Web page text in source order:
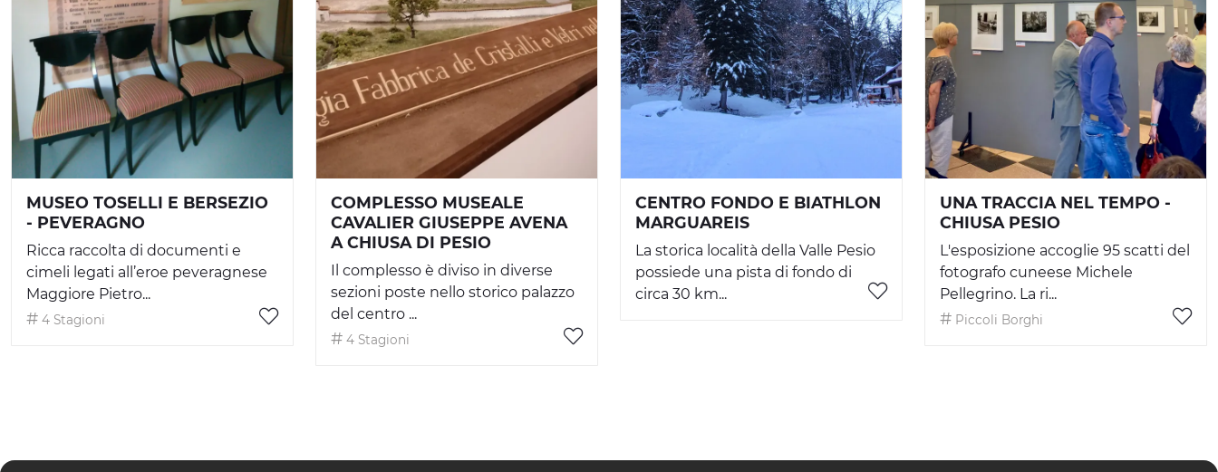
MUSEO TOSELLI E BERSEZIO
- PEVERAGNO
Ricca raccolta di documenti e
cimeli legati all’eroe peveragnese
Maggiore Pietro...
4 Stagioni
COMPLESSO MUSEALE
CAVALIER GIUSEPPE AVENA
A CHIUSA DI PESIO
Il complesso è diviso in diverse
sezioni poste nello storico palazzo
del centro ...
4 Stagioni
CENTRO FONDO E BIATHLON
MARGUAREIS
La storica località della Valle Pesio
possiede una pista di fondo di
circa 30 km...
UNA TRACCIA NEL TEMPO -
CHIUSA PESIO
L'esposizione accoglie 95 scatti del
fotografo cuneese Michele
Pellegrino. La ri...
Piccoli Borghi